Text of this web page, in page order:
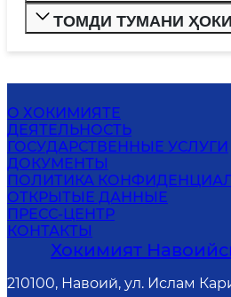
ТОМДИ ТУМАНИ
О ХОКИМИЯТЕ
ДЕЯТЕЛЬНОСТЬ
ГОСУДАРСТВЕННЫЕ УСЛУГИ
ДОКУМЕНТЫ
ПОЛИТИКА
ОТКРЫТЫЕ ДАННЫЕ
ПРЕСС-ЦЕНТР
КОНТАКТЫ
Хокимият
210100, Навоий, ул. Ислам